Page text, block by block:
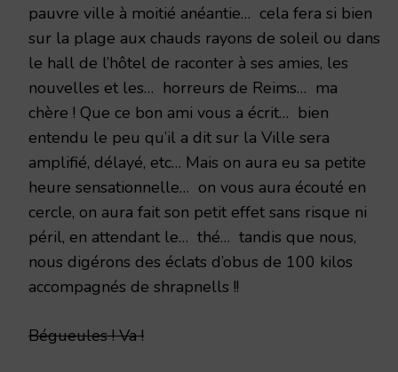
pauvre ville à moitié anéantie… cela fera si bien
sur la plage aux chauds rayons de soleil ou dans
le hall de l’hôtel de raconter à ses amies, les
nouvelles et les… horreurs de Reims… ma
chère ! Que ce bon ami vous a écrit… bien
entendu le peu qu’il a dit sur la Ville sera
amplifié, délayé, etc… Mais on aura eu sa petite
heure sensationnelle… on vous aura écouté en
cercle, on aura fait son petit effet sans risque ni
péril, en attendant le… thé… tandis que nous,
nous digérons des éclats d’obus de 100 kilos
accompagnés de shrapnells !!
Bégueules ! Va !